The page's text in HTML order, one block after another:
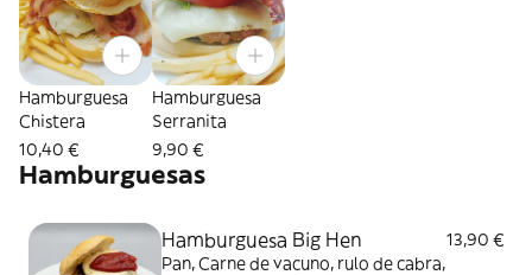
Hamburguesa
Chistera
10,40 €
Hamburguesa
Serranita
9,90 €
Hamburguesas
Hamburguesa Big Hen
13,90 €
Pan, Carne de vacuno, rulo de cabra,